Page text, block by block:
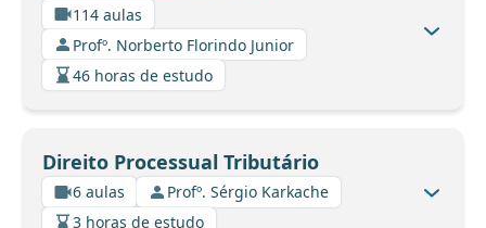
114 aulas
Profº. Norberto Florindo Junior
46 horas de estudo
Direito Processual Tributário
6 aulas
Profº. Sérgio Karkache
3 horas de estudo